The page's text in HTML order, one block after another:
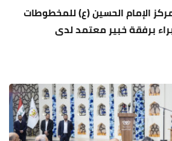
الإمام الحسين (ع) للمخطوطات
برفقة خبير معتمد لدى